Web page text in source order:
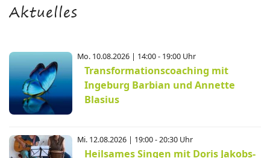
Aktuelles
Mo. 10.08.2026 | 14:00 - 19:00 Uhr
Transformationscoaching mit
Ingeburg Barbian und Annette
Blasius
Mi. 12.08.2026 | 19:00 - 20:30 Uhr
Heilsames Singen mit Doris Jakobs-